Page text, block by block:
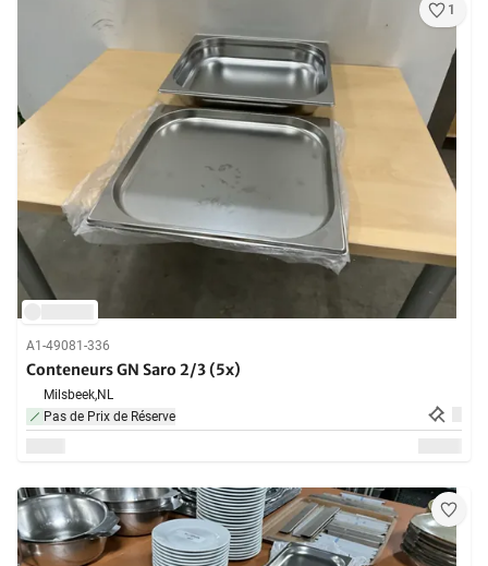
1
A1-49081-336
Conteneurs GN Saro 2/3 (5x)
Milsbeek,NL
Pas de Prix de Réserve